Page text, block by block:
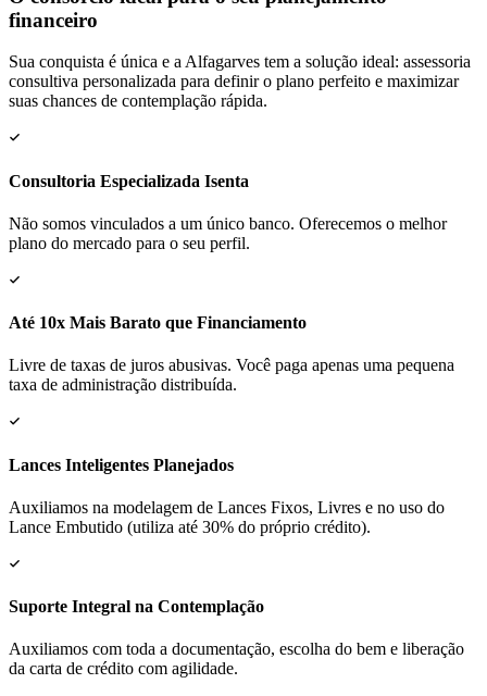
financeiro
Sua conquista é única e a Alfagarves tem a solução ideal: assessoria
consultiva personalizada para definir o plano perfeito e maximizar
suas chances de contemplação rápida.
Consultoria Especializada Isenta
Não somos vinculados a um único banco. Oferecemos o melhor
plano do mercado para o seu perfil.
Até 10x Mais Barato que Financiamento
Livre de taxas de juros abusivas. Você paga apenas uma pequena
taxa de administração distribuída.
Lances Inteligentes Planejados
Auxiliamos na modelagem de Lances Fixos, Livres e no uso do
Lance Embutido (utiliza até 30% do próprio crédito).
Suporte Integral na Contemplação
Auxiliamos com toda a documentação, escolha do bem e liberação
da carta de crédito com agilidade.